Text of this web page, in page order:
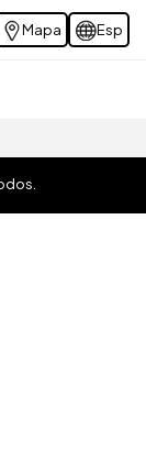
Mapa Esp